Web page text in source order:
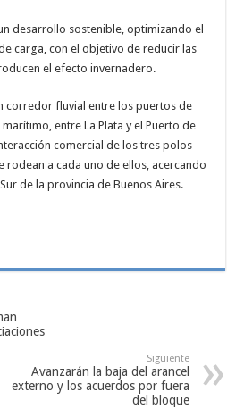
desarrollo sostenible, optimizando el
carga, con el objetivo de reducir las
el efecto invernadero.
corredor fluvial entre los puertos de
entre La Plata y el Puerto de
comercial de los tres polos
rodean a cada uno de ellos, acercando
de la provincia de Buenos Aires.
Siguiente
Avanzarán la baja del arancel
externo y los acuerdos por fuera
del bloque